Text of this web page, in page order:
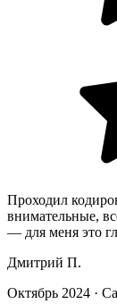
Проходил
внимательные,
— для меня это
Дмитрий П.
Октябрь 2024 ·